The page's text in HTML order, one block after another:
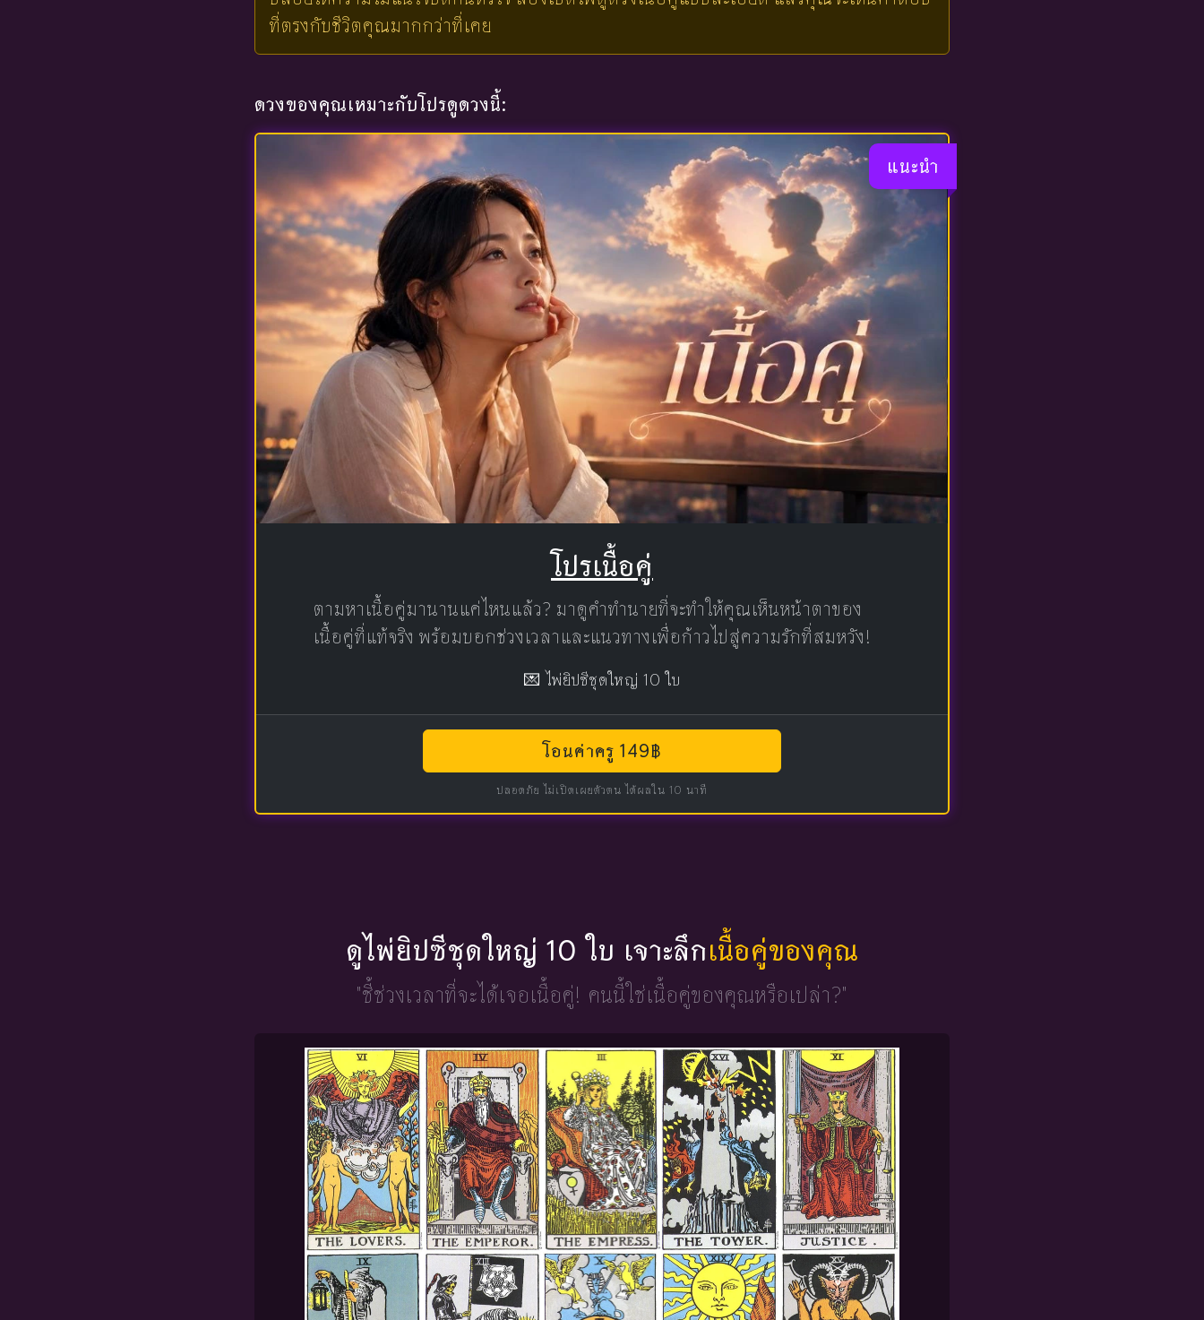
ที่ตรงกับชีวิตคุณมากกว่าที่เคย
ดวงของคุณเหมาะกับโปรดูดวงนี้:
แนะนำ
โปรเนื้อคู่
ตามหาเนื้อคู่มานานแค่ไหนแล้ว? มาดูคำทำนายที่จะทำให้คุณเห็นหน้าตาของ
เนื้อคู่ที่แท้จริง พร้อมบอกช่วงเวลาและแนวทางเพื่อก้าวไปสู่ความรักที่สมหวัง!
💌 ไพ่ยิปซีชุดใหญ่ 10 ใบ
โอนค่าครู 149฿
ปลอดภัย ไม่เปิดเผยตัวตน ได้ผลใน 10 นาที
ดูไพ่ยิปซีชุดใหญ่ 10 ใบ เจาะลึกเนื้อคู่ของคุณ
"ชี้ช่วงเวลาที่จะได้เจอเนื้อคู่! คนนี้ใช่เนื้อคู่ของคุณหรือเปล่า?"